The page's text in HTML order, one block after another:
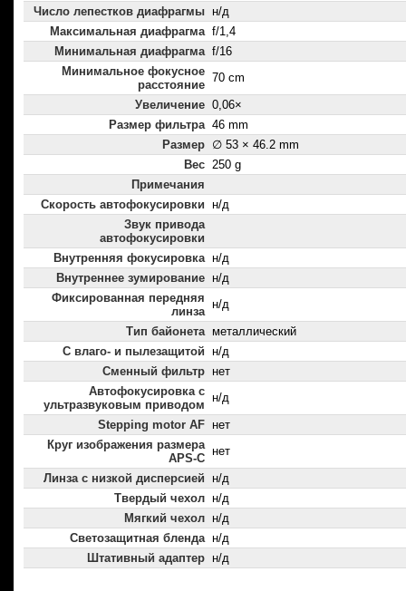
Число лепестков диафрагмы н/д
Максимальная диафрагма f/1,4
Минимальная диафрагма f/16
Минимальное фокусное
расстояние
70 cm
Увеличение 0,06×
Размер фильтра 46 mm
Размер ∅ 53 × 46.2 mm
Вес 250 g
Примечания
Скорость автофокусировки н/д
Звук привода
автофокусировки
Внутренняя фокусировка н/д
Внутреннее зумирование н/д
Фиксированная передняя
линза
н/д
Тип байонета металлический
С влаго- и пылезащитой н/д
Сменный фильтр нет
Автофокусировка с
ультразвуковым приводом
н/д
Stepping motor AF нет
Круг изображения размера
APS-C
нет
Линза с низкой дисперсией
н/д
Твердый чехол н/д
Мягкий чехол н/д
Светозащитная бленда н/д
Штативный адаптер н/д